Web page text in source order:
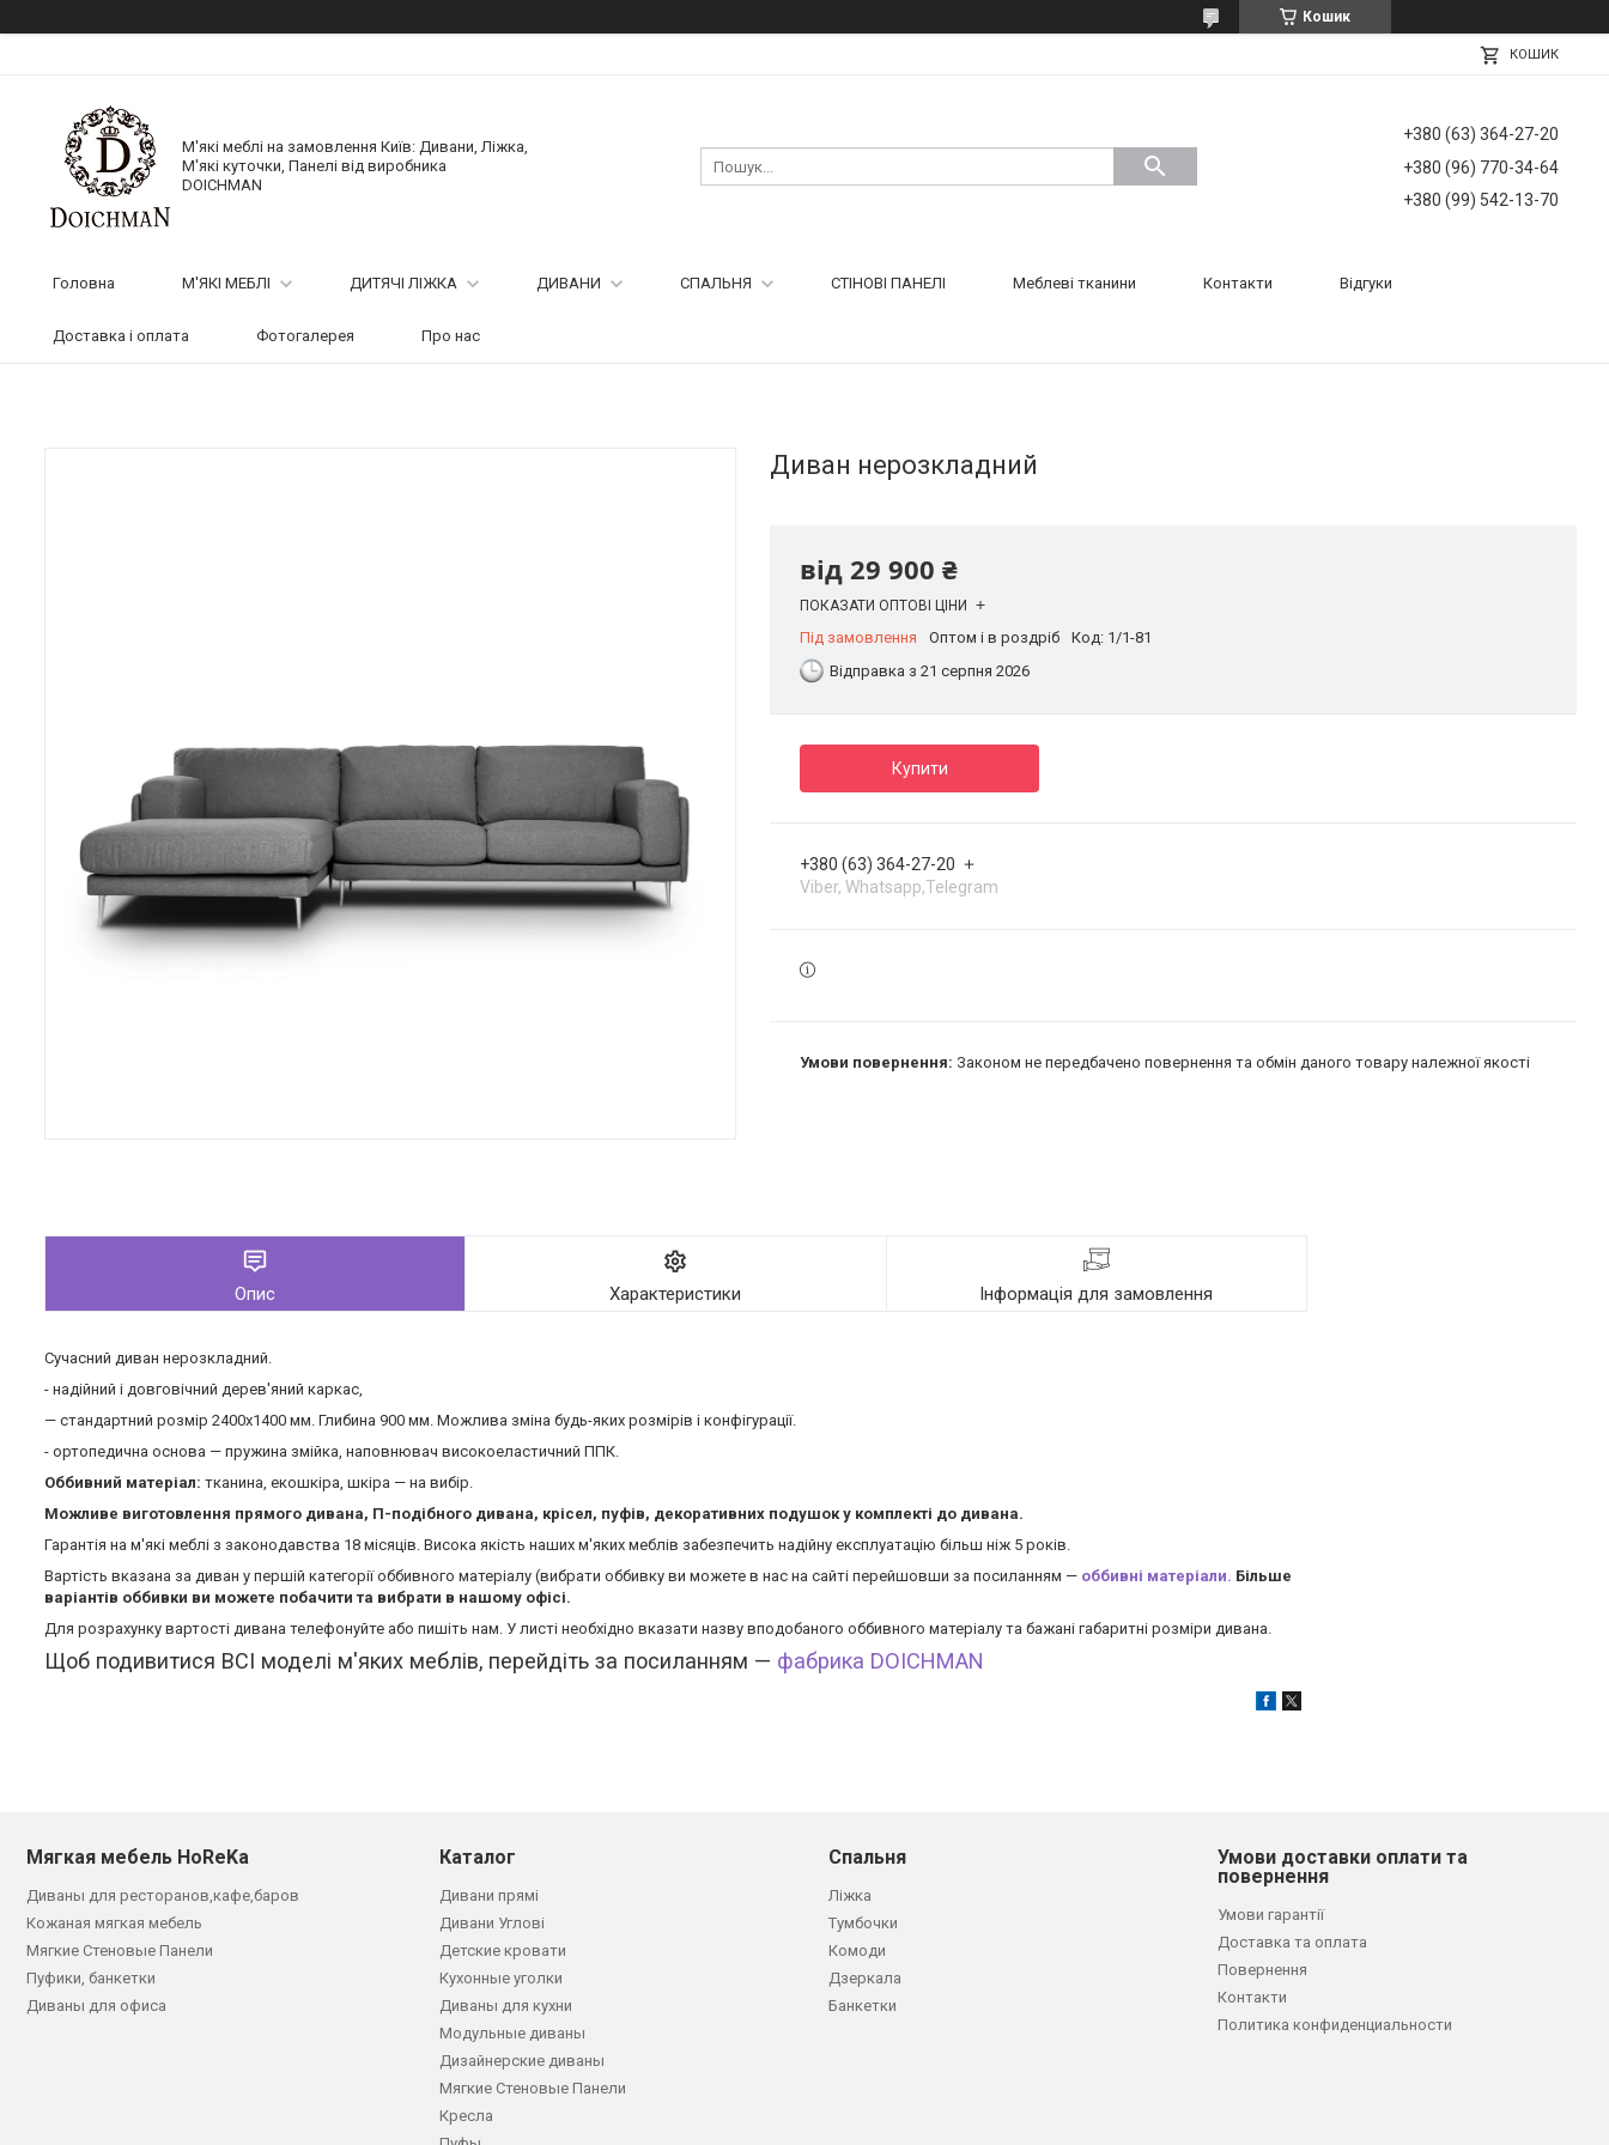
Кошик
КОШИК
М'які меблі на замовлення Київ: Дивани, Ліжка,
М'які куточки, Панелі від виробника
DOICHMAN
+380 (63) 364-27-20
+380 (96) 770-34-64
+380 (99) 542-13-70
Головна М'ЯКІ МЕБЛІ ДИТЯЧІ ЛІЖКА ДИВАНИ СПАЛЬНЯ СТІНОВІ ПАНЕЛІ Меблеві тканини Контакти Відгуки
Доставка і оплата Фотогалерея Про нас
Диван нерозкладний
від 29 900 ₴
ПОКАЗАТИ ОПТОВІ ЦІНИ
Під замовлення Оптом і в роздріб Код: 1/1-81
Відправка з 21 серпня 2026
Купити
+380 (63) 364-27-20
Viber, Whatsapp,Telegram
Законом не передбачено повернення та обмін даного товару належної якості
Опис Характеристики Інформація для замовлення
Сучасний диван нерозкладний.
- надійний і довговічний дерев'яний каркас,
— стандартний розмір 2400х1400 мм. Глибина 900 мм. Можлива зміна будь-яких розмірів і конфігурації.
- ортопедична основа — пружина змійка, наповнювач високоеластичний ППК.
Оббивний матеріал: тканина, екошкіра, шкіра — на вибір.
Можливе виготовлення прямого дивана, П-подібного дивана, крісел, пуфів, декоративних подушок у комплекті до дивана.
Гарантія на м'які меблі з законодавства 18 місяців. Висока якість наших м'яких меблів забезпечить надійну експлуатацію більш ніж 5 років.
Вартість вказана за диван у першій категорії оббивного матеріалу (вибрати оббивку ви можете в нас на сайті перейшовши за посиланням — оббивні матеріали. Більше
варіантів оббивки ви можете побачити та вибрати в нашому офісі.
Для розрахунку вартості дивана телефонуйте або пишіть нам. У листі необхідно вказати назву вподобаного оббивного матеріалу та бажані габаритні розміри дивана.
Щоб подивитися ВСІ моделі м'яких меблів, перейдіть за посиланням — фабрика DOICHMAN
Мягкая мебель HoReKa
Диваны для ресторанов,кафе,баров
Кожаная мягкая мебель
Мягкие Стеновые Панели
Пуфики, банкетки
Диваны для офиса
Каталог
Дивани прямі
Дивани Углові
Детские кровати
Кухонные уголки
Диваны для кухни
Модульные диваны
Дизайнерские диваны
Мягкие Стеновые Панели
Кресла
Спальня
Ліжка
Тумбочки
Комоди
Дзеркала
Банкетки
Умови доставки оплати та
повернення
Умови гарантії
Доставка та оплата
Повернення
Контакти
Политика конфиденциальности